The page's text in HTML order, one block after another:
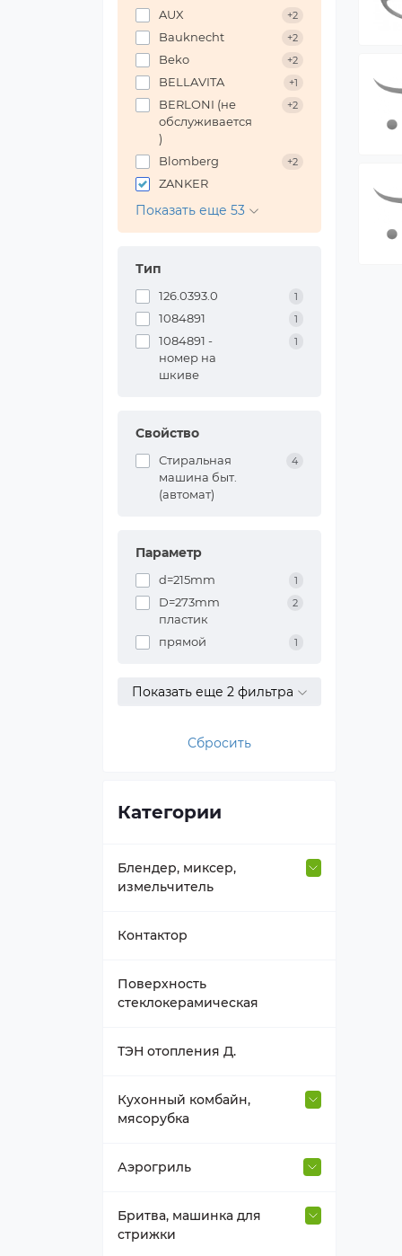
AUX +2
Bauknecht +2
Beko +2
BELLAVITA +1
BERLONI (не
обслуживается
)
+2
Blomberg +2
ZANKER
Показать еще 53
Тип
126.0393.0 1
1084891 1
1084891 -
номер на
шкиве
1
Свойство
Стиральная
машина быт.
(автомат)
4
Параметр
d=215mm 1
D=273mm
пластик
2
прямой 1
Показать еще 2 фильтра
Сбросить
Категории
Блендер, миксер,
измельчитель
Втулка вала
Держатель насадок
Нож к блендеру
Прочее для блендера,
Редуктор-крышка блендера
Контактор
Поверхность
стеклокерамическая
ТЭН отопления Д.
Кухонный комбайн,
мясорубка
Венчик, взбиватель
Втулка для насадок
Аэрогриль
Термостат, таймер, мотор
аэрогриля
Бритва, машинка для
стрижки